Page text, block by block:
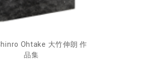
Ohtake 大竹伸朗 作
品集